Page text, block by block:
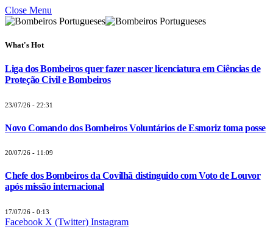
Close Menu
What's Hot
Liga dos Bombeiros quer fazer nascer licenciatura em Ciências de
Proteção Civil e Bombeiros
23/07/26 - 22:31
Novo Comando dos Bombeiros Voluntários de Esmoriz toma posse
20/07/26 - 11:09
Chefe dos Bombeiros da Covilhã distinguido com Voto de Louvor
após missão internacional
17/07/26 - 0:13
Facebook X (Twitter) Instagram